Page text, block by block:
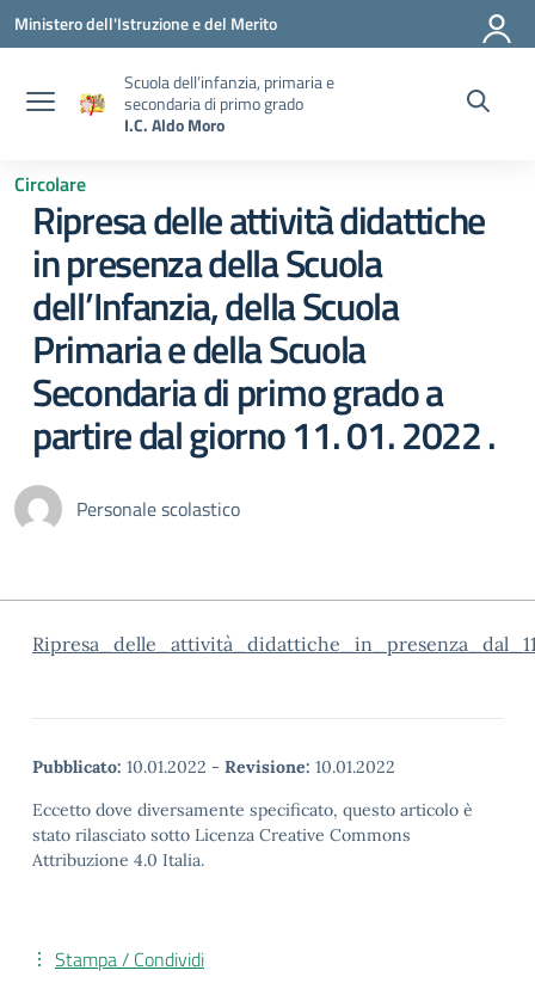
Vai ai contenuti
Vai al menu di navigazione
Vai al footer
Ministero dell'Istruzione e del Merito
Scuola dell’infanzia, primaria e
secondaria di primo grado
I.C. Aldo Moro
Circolare
Ripresa delle attività didattiche
in presenza della Scuola
dell’Infanzia, della Scuola
Primaria e della Scuola
Secondaria di primo grado a
partire dal giorno 11. 01. 2022 .
Personale scolastico
Pubblicato: 10.01.2022 - Revisione: 10.01.2022
Eccetto dove diversamente specificato, questo articolo è
stato rilasciato sotto Licenza Creative Commons
Attribuzione 4.0 Italia.
Stampa / Condividi